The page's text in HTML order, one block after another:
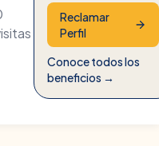
Reclamar
Perfil
Conoce todos los
beneficios →